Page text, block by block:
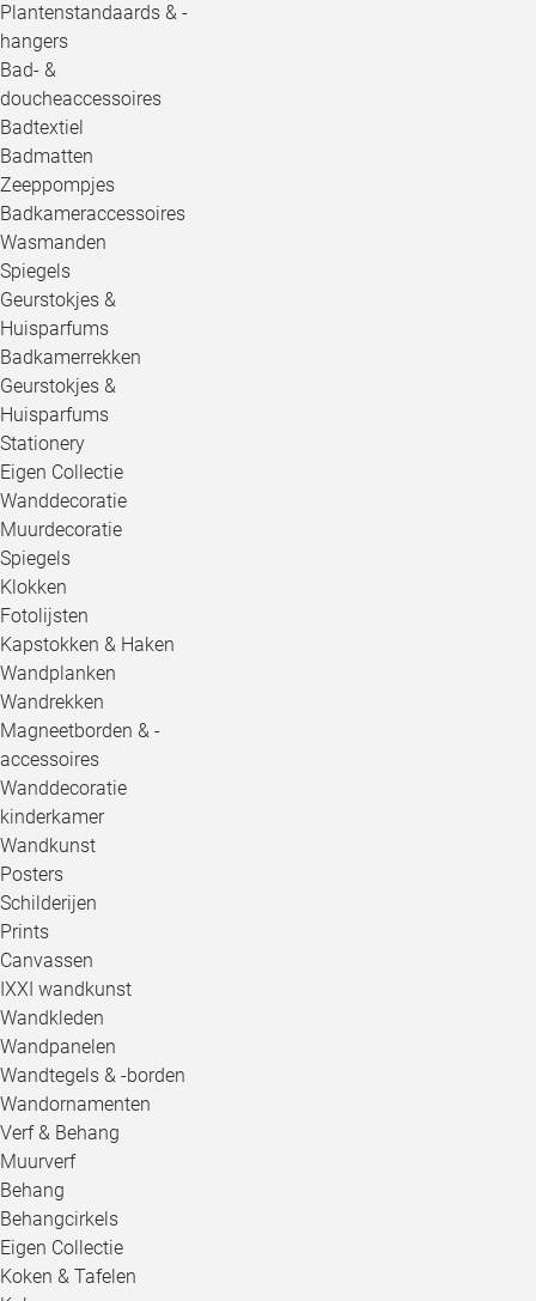
Plantenstandaards & -
hangers
Bad- &
doucheaccessoires
Badtextiel
Badmatten
Zeeppompjes
Badkameraccessoires
Wasmanden
Spiegels
Geurstokjes &
Huisparfums
Badkamerrekken
Geurstokjes &
Huisparfums
Stationery
Eigen Collectie
Wanddecoratie
Muurdecoratie
Spiegels
Klokken
Fotolijsten
Kapstokken & Haken
Wandplanken
Wandrekken
Magneetborden & -
accessoires
Wanddecoratie
kinderkamer
Wandkunst
Posters
Schilderijen
Prints
Canvassen
IXXI wandkunst
Wandkleden
Wandpanelen
Wandtegels & -borden
Wandornamenten
Verf & Behang
Muurverf
Behang
Behangcirkels
Eigen Collectie
Koken & Tafelen